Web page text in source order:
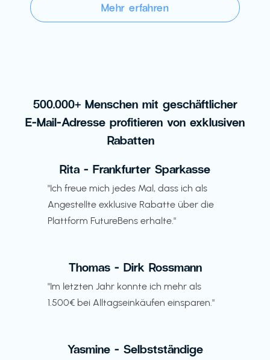
Mehr erfahren
500.000+ Menschen mit geschäftlicher
E-Mail-Adresse profitieren von exklusiven
Rabatten
Rita - Frankfurter Sparkasse
"Ich freue mich jedes Mal, dass ich als
Angestellte exklusive Rabatte über die
Plattform FutureBens erhalte."
Thomas - Dirk Rossmann
"Im letzten Jahr konnte ich mehr als
1.500€ bei Alltagseinkäufen einsparen."
Yasmine - Selbstständige